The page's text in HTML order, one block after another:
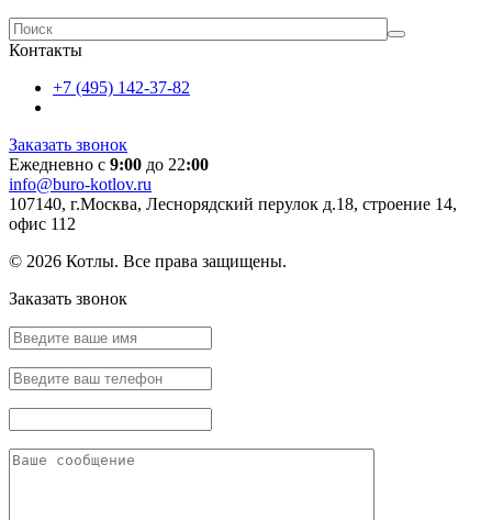
Контакты
+7 (495) 142-37-82
Заказать звонок
Ежедневно с 9:00 до 22:00
info@buro-kotlov.ru
107140, г.Москва, Леснорядский перулок д.18, строение 14,
офис 112
© 2026 Котлы. Все права защищены.
Заказать звонок